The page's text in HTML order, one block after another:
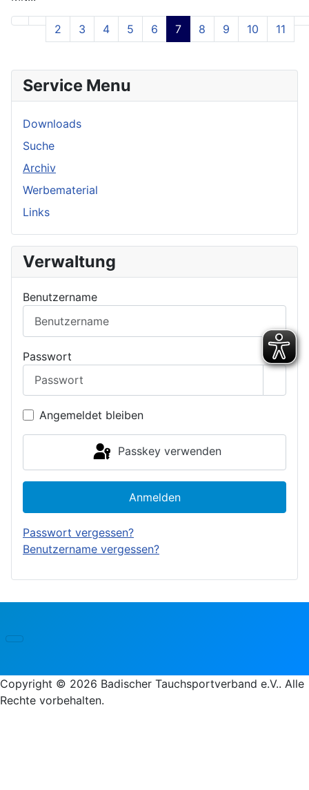
Service Menu
Downloads
Suche
Archiv
Werbematerial
Links
Verwaltung
Benutzername
Passwort
Angemeldet bleiben
Passkey verwenden
Anmelden
Passwort vergessen?
Benutzername vergessen?
Seite 7 von 13
2 3 4 5 6 7 8 9 10 11
Copyright © 2026 Badischer Tauchsportverband e.V.. Alle
Rechte vorbehalten.